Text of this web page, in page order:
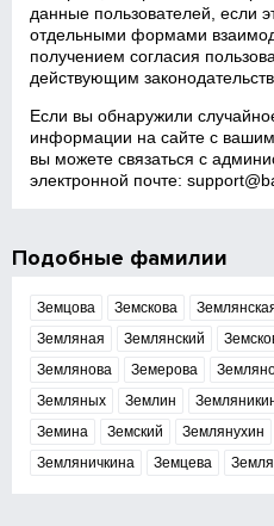
данные пользователей, если
отдельными формами
получением согласия
действующим
Если вы обнаружили
информации на сайте с
вы можете связаться с
электронной почте:
Подобные фамилии
Земцова Земскова
Земляная
Землянский
Землянова
Земерова
Земляных
Землин
Земина
Земский Землянухин
Земляничкина
Земцева